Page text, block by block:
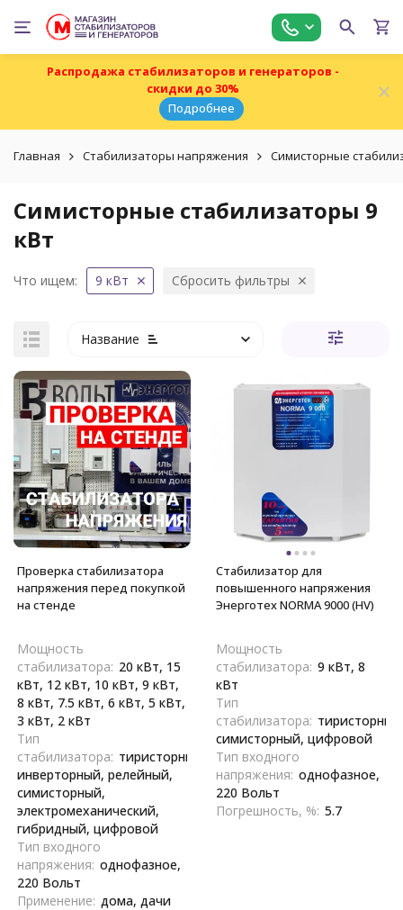
Распродажа стабилизаторов и генераторов -
скидки до 30%
Подробнее
Главная Стабилизаторы напряжения Симисторные
Симисторные стабилизаторы 9
кВт
Что ищем: 9 кВт Сбросить фильтры
Название
Проверка стабилизатора
напряжения перед покупкой
на стенде
Мощность
стабилизатора: 20 кВт, 15
кВт, 12 кВт, 10 кВт, 9 кВт,
8 кВт, 7.5 кВт, 6 кВт, 5 кВт,
3 кВт, 2 кВт
Тип
стабилизатора: тиристорный,
инверторный, релейный,
симисторный,
электромеханический,
гибридный, цифровой
Тип входного
напряжения: однофазное,
220 Вольт
Применение: дома, дачи
Стабилизатор для
повышенного напряжения
Энерготех NORMA 9000 (HV)
Мощность
стабилизатора: 9 кВт, 8
кВт
Тип
стабилизатора:
симисторный, цифровой
Тип входного
напряжения: однофазное,
220 Вольт
Погрешность, %: 5.7